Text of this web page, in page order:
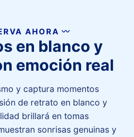
AHORA 〰️
en blanco y
emoción real
y captura momentos
de retrato en blanco y
brillará en tomas
sonrisas genuinas y